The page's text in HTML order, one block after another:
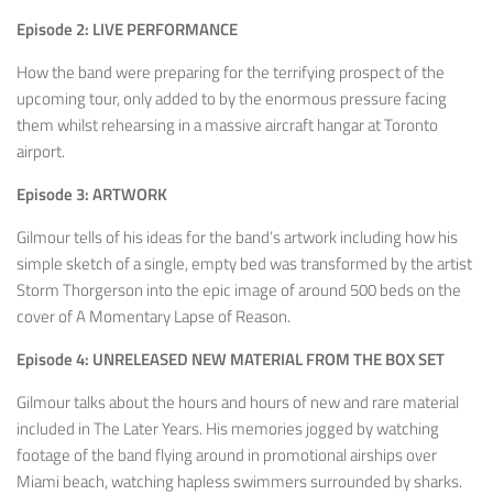
Episode 2: LIVE PERFORMANCE
How the band were preparing for the terrifying prospect of the
upcoming tour, only added to by the enormous pressure facing
them whilst rehearsing in a massive aircraft hangar at Toronto
airport.
Episode 3: ARTWORK
Gilmour tells of his ideas for the band’s artwork including how his
simple sketch of a single, empty bed was transformed by the artist
Storm Thorgerson into the epic image of around 500 beds on the
cover of A Momentary Lapse of Reason.
Episode 4: UNRELEASED NEW MATERIAL FROM THE BOX SET
Gilmour talks about the hours and hours of new and rare material
included in The Later Years. His memories jogged by watching
footage of the band flying around in promotional airships over
Miami beach, watching hapless swimmers surrounded by sharks.